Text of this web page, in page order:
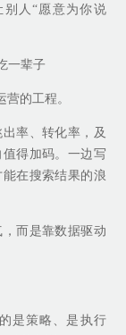
人“愿意为你说
一辈子
的工程。
率、转化率，及
得加码。一边写
在搜索结果的浪
而是靠数据驱动
是策略、是执行